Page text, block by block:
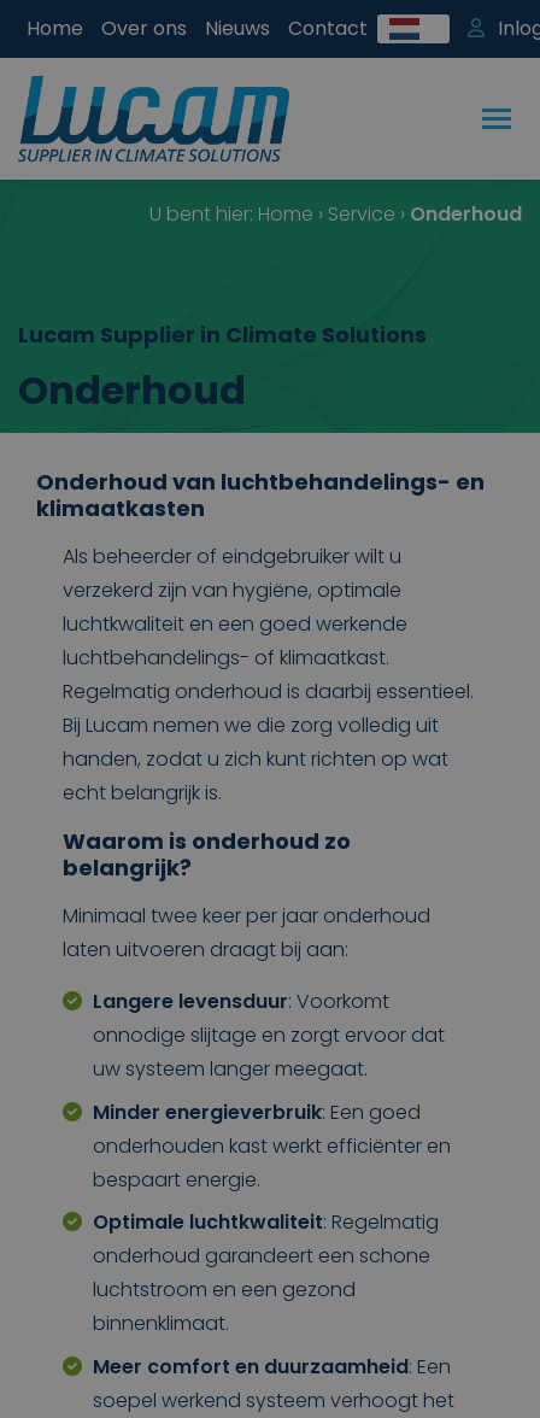
Home Over ons Nieuws Contact
Lucam Supplier in Climate Solutions
Onderhoud
U bent hier: Home › Service › Onderhoud
Onderhoud van luchtbehandelings- en
klimaatkasten
Als beheerder of eindgebruiker wilt u
verzekerd zijn van hygiëne, optimale
luchtkwaliteit en een goed werkende
luchtbehandelings- of klimaatkast.
Regelmatig onderhoud is daarbij essentieel.
Bij Lucam nemen we die zorg volledig uit
handen, zodat u zich kunt richten op wat
echt belangrijk is.
Waarom is onderhoud zo
belangrijk?
Minimaal twee keer per jaar onderhoud
laten uitvoeren draagt bij aan:
Langere levensduur: Voorkomt
onnodige slijtage en zorgt ervoor dat
uw systeem langer meegaat.
Minder energieverbruik: Een goed
onderhouden kast werkt efficiënter en
bespaart energie.
Optimale luchtkwaliteit: Regelmatig
onderhoud garandeert een schone
luchtstroom en een gezond
binnenklimaat.
Meer comfort en duurzaamheid: Een
soepel werkend systeem verhoogt het